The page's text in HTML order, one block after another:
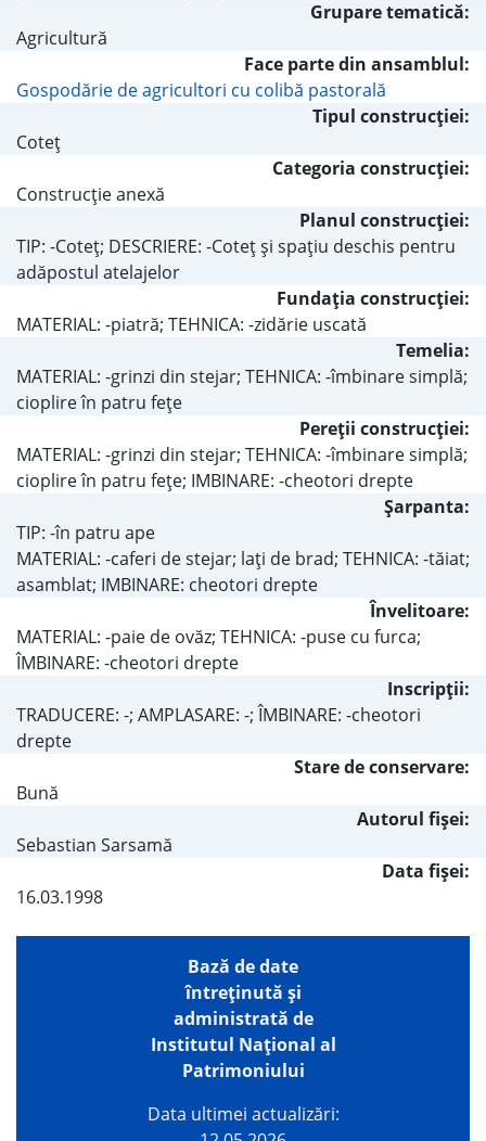
Grupare tematică:
Agricultură
Face parte din ansamblul:
Gospodărie de agricultori cu colibă pastorală
Tipul construcţiei:
Coteţ
Categoria construcţiei:
Construcţie anexă
Planul construcţiei:
TIP: -Coteţ; DESCRIERE: -Coteţ şi spaţiu deschis pentru
adăpostul atelajelor
Fundaţia construcţiei:
MATERIAL: -piatră; TEHNICA: -zidărie uscată
Temelia:
MATERIAL: -grinzi din stejar; TEHNICA: -îmbinare simplă;
cioplire în patru feţe
Pereţii construcţiei:
MATERIAL: -grinzi din stejar; TEHNICA: -îmbinare simplă;
cioplire în patru feţe; IMBINARE: -cheotori drepte
Şarpanta:
TIP: -în patru ape
MATERIAL: -caferi de stejar; laţi de brad; TEHNICA: -tăiat;
asamblat; IMBINARE: cheotori drepte
Învelitoare:
MATERIAL: -paie de ovăz; TEHNICA: -puse cu furca;
ÎMBINARE: -cheotori drepte
Inscripţii:
TRADUCERE: -; AMPLASARE: -; ÎMBINARE: -cheotori
drepte
Stare de conservare:
Bună
Autorul fişei:
Sebastian Sarsamă
Data fișei:
16.03.1998
Bază de date
întreţinută şi
administrată de
Institutul Național al
Patrimoniului
Data ultimei actualizări: